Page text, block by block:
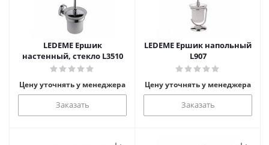
LEDEME Ершик
настенный, стекло L3510
Цену уточнять у менеджера
Заказать
LEDEME Ершик напольный
L907
Цену уточнять у менеджера
Заказать